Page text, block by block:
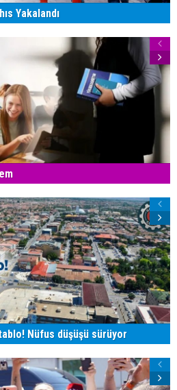
Yakalandı
Nüfus düşüşü sürüyor